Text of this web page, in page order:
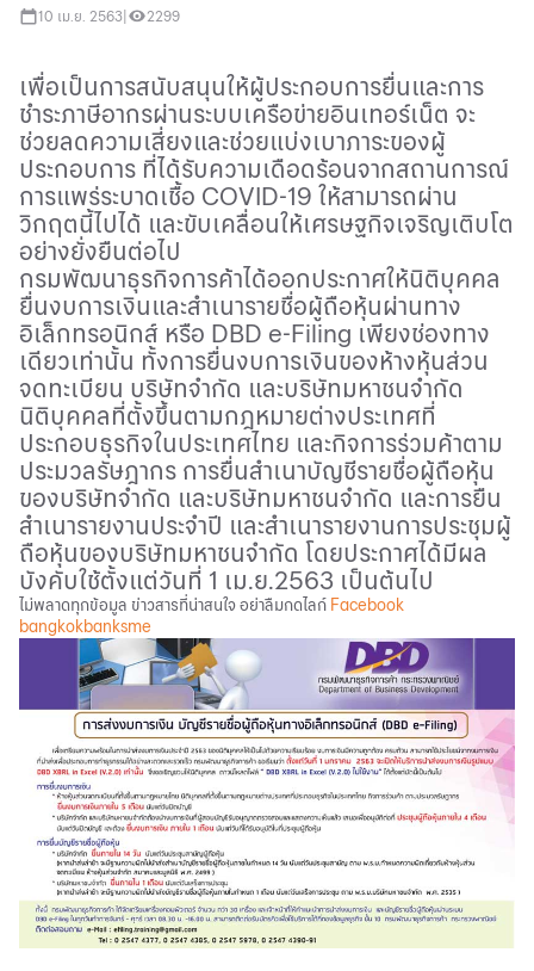
10 เม.ย. 2563 2299
เพื่อเป็นการสนับสนุนให้ผู้ประกอบการยื่นและการ
ชำระภาษีอากรผ่านระบบเครือข่ายอินเทอร์เน็ต จะ
ช่วยลดความเสี่ยงและช่วยแบ่งเบาภาระของผู้
ประกอบการ ที่ได้รับความเดือดร้อนจากสถานการณ์
การแพร่ระบาดเชื้อ COVID-19 ให้สามารถผ่าน
วิกฤตนี้ไปได้ และขับเคลื่อนให้เศรษฐกิจเจริญเติบโต
อย่างยั่งยืนต่อไป
กรมพัฒนาธุรกิจการค้าได้ออกประกาศให้นิติบุคคล
ยื่นงบการเงินและสำเนารายชื่อผู้ถือหุ้นผ่านทาง
อิเล็กทรอนิกส์ หรือ DBD e-Filing เพียงช่องทาง
เดียวเท่านั้น ทั้งการยื่นงบการเงินของห้างหุ้นส่วน
จดทะเบียน บริษัทจำกัด และบริษัทมหาชนจำกัด
นิติบุคคลที่ตั้งขึ้นตามกฎหมายต่างประเทศที่
ประกอบธุรกิจในประเทศไทย และกิจการร่วมค้าตาม
ประมวลรัษฎากร การยื่นสำเนาบัญชีรายชื่อผู้ถือหุ้น
ของบริษัทจำกัด และบริษัทมหาชนจำกัด และการยืน
สำเนารายงานประจำปี และสำเนารายงานการประชุมผู้
ถือหุ้นของบริษัทมหาชนจำกัด โดยประกาศได้มีผล
บังคับใช้ตั้งแต่วันที่ 1 เม.ย.2563 เป็นต้นไป
ไม่พลาดทุกข้อมูล ข่าวสารที่น่าสนใจ อย่าลืมกดไลก์ Facebook
bangkokbanksme